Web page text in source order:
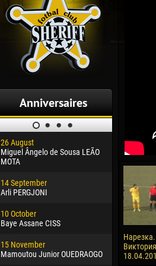
Anniversaires
26 August
Miguel Ângelo de Sousa LEÃO
MOTA
14 September
Arli PERGJONI
10 October
Baye Assane CISS
15 November
Mamoutou Junior OUEDRAOGO
30 January
Dhoraso
Vladislav
02 March
Veaceslav
09 March
Emmanuel